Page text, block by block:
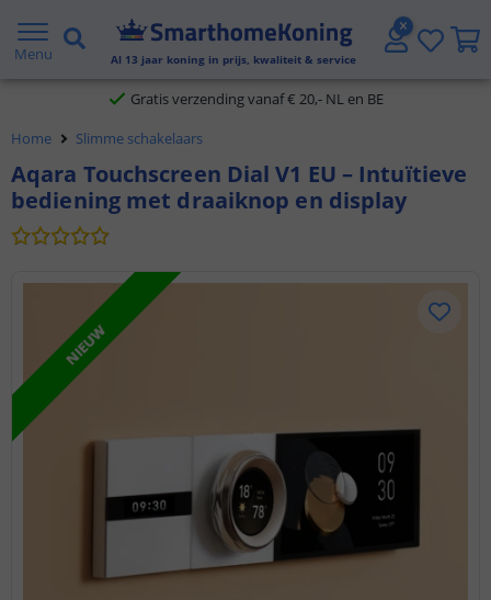
Menu Al 13 jaar koning in prijs, kwaliteit & service
2 jaar garantie
Gratis verzending vanaf € 20,- NL en BE
Klantbeoordeling 9.1
Voor 23:45 uur besteld,morgen in huis
Home Slimme schakelaars
Aqara Touchscreen Dial V1 EU – Intuïtieve
bediening met draaiknop en display
NIEUW